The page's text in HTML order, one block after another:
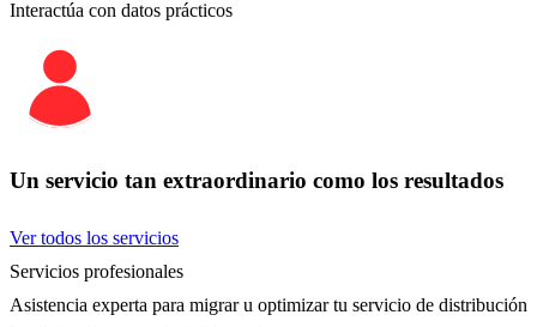
Interactúa con datos prácticos
Un servicio tan extraordinario como los resultados
Ver todos los servicios
Servicios profesionales
Asistencia experta para migrar u optimizar tu servicio de distribución